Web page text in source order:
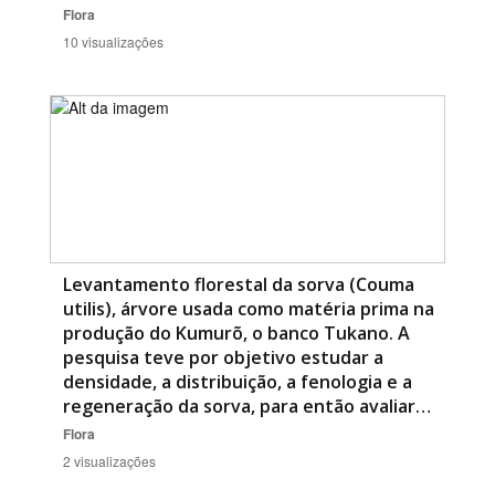
Flora
10 visualizações
Levantamento florestal da sorva (Couma
utilis), árvore usada como matéria prima na
produção do Kumurõ, o banco Tukano. A
pesquisa teve por objetivo estudar a
densidade, a distribuição, a fenologia e a
regeneração da sorva, para então avaliar…
Flora
2 visualizações